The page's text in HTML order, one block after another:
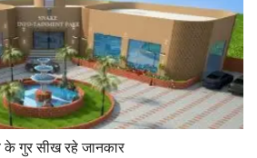
के गुर सीख रहे जानकार